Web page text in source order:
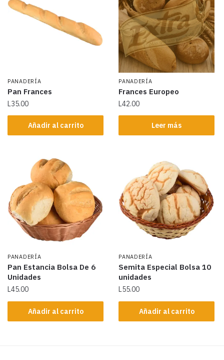
PANADERÍA
Pan Frances
L35.00
Añadir al carrito
PANADERÍA
Frances Europeo
L42.00
Leer más
PANADERÍA
Pan Estancia Bolsa De 6
Unidades
L45.00
Añadir al carrito
PANADERÍA
Semita Especial Bolsa 10
unidades
L55.00
Añadir al carrito